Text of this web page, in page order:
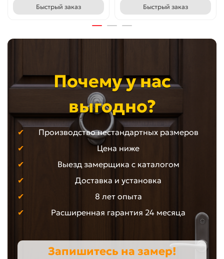
Быстрый заказ Быстрый заказ
Почему у нас
выгодно?
Производство нестандартных размеров
Цена ниже
Выезд замерщика с каталогом
Доставка и установка
8 лет опыта
Расширенная гарантия 24 месяца
Запишитесь на замер!